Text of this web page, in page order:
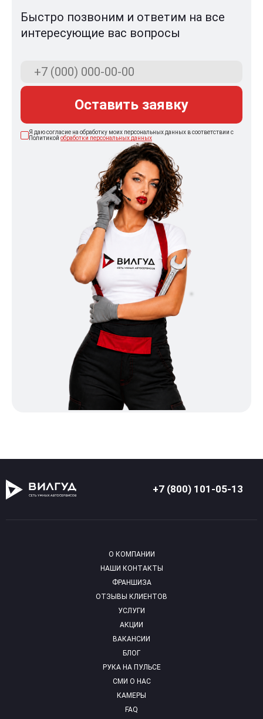
Быстро позвоним и ответим на все
интересующие вас вопросы
Оставить заявку
Я даю согласие на обработку моих персональных данных в соответствии с
Политикой обработки персональных данных
+7 (800) 101-05-13
О КОМПАНИИ
НАШИ КОНТАКТЫ
ФРАНШИЗА
ОТЗЫВЫ КЛИЕНТОВ
УСЛУГИ
АКЦИИ
ВАКАНСИИ
БЛОГ
РУКА НА ПУЛЬСЕ
СМИ О НАС
КАМЕРЫ
FAQ